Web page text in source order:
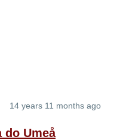
14 years 11 months ago
do Umeå